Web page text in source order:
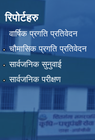
रिपोर्टहरु
वार्षिक प्रगति प्रतिवेदन
चौमासिक प्रगति प्रतिवेदन
सार्वजनिक सुनुवाई
सार्वजनिक परीक्षण